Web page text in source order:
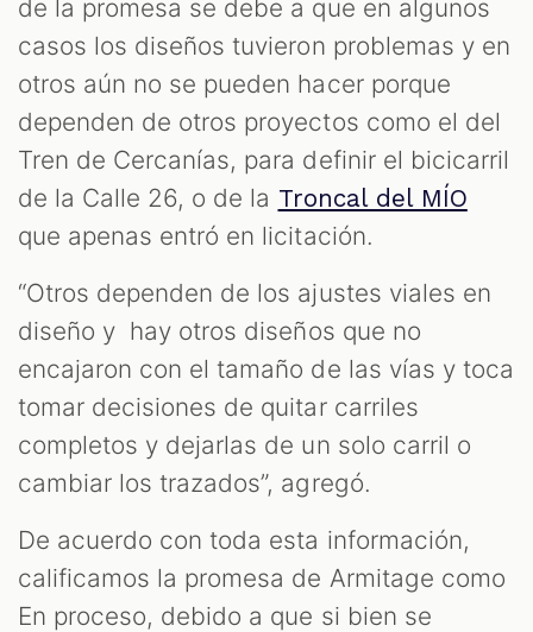
de la promesa se debe a que en algunos
casos los diseños tuvieron problemas y en
otros aún no se pueden hacer porque
dependen de otros proyectos como el del
Tren de Cercanías, para definir el bicicarril
de la Calle 26, o de la Troncal del MÍO
que apenas entró en licitación.
“Otros dependen de los ajustes viales en
diseño y hay otros diseños que no
encajaron con el tamaño de las vías y toca
tomar decisiones de quitar carriles
completos y dejarlas de un solo carril o
cambiar los trazados”, agregó.
De acuerdo con toda esta información,
calificamos la promesa de Armitage como
En proceso, debido a que si bien se